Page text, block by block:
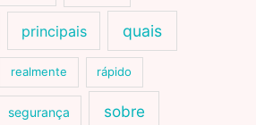
principais quais
realmente rápido
segurança sobre